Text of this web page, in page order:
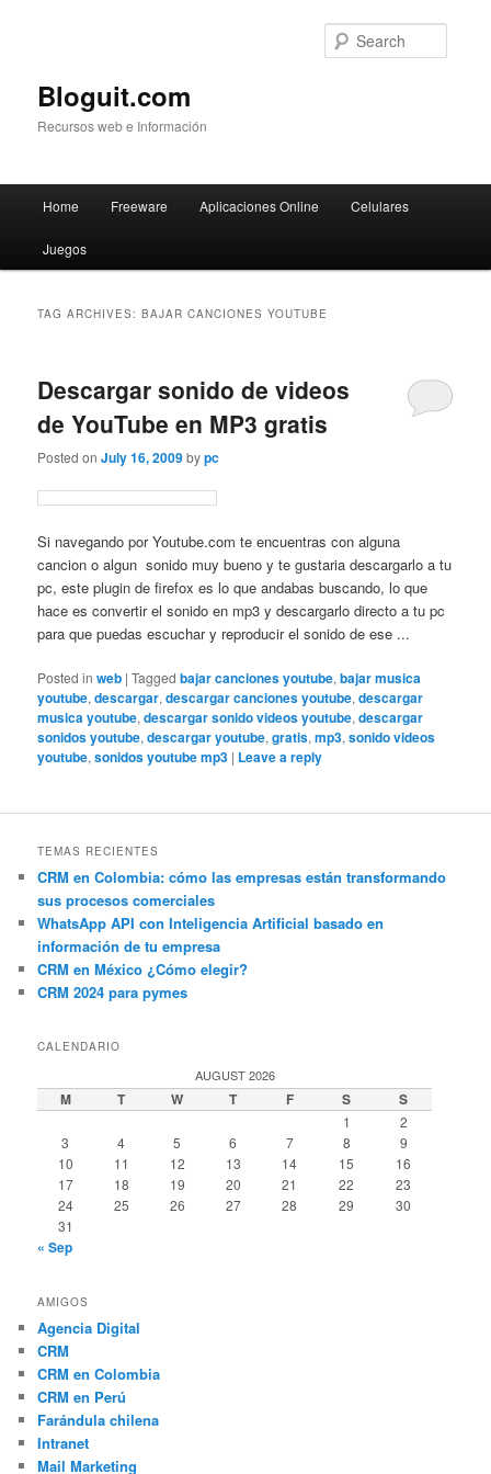
Bloguit.com
Recursos web e Información
Skip
to
Skip
to
Home Freeware Aplicaciones Online Celulares
Juegos
TAG ARCHIVES:BAJAR CANCIONES YOUTUBE
Descargar sonido de videos
de YouTube en MP3 gratis
Posted onJuly 16, 2009bypc
Si navegando por Youtube.com te encuentras con alguna
cancion o algun sonido muy bueno y te gustaria descargarlo a tu
pc, este plugin de firefox es lo que andabas buscando, lo que
hace es convertir el sonido en mp3 y descargarlo directo a tu pc
para que puedas escuchar y reproducir el sonido de ese ...
Posted in web |Tagged bajar canciones youtube,bajar musica
youtube,descargar,descargar canciones youtube,descargar
musica youtube,descargar sonido videos youtube,descargar
sonidos youtube,descargar youtube,gratis,mp3,sonido videos
youtube,sonidos youtube mp3 | Leave a reply
TEMAS RECIENTES
CRM en Colombia: cómo las empresas están transformando
sus procesos comerciales
WhatsApp API con Inteligencia Artificial basado en
información de tu empresa
CRM en México ¿Cómo elegir?
CRM 2024 para pymes
CALENDARIO
AUGUST 2026
M T W T F S S
1
2
3
4 5 6 7 8
9
10
11 12 13 14 15
16
17
18 19 20 21 22
23
24
25 26 27 28 29
30
31
« Sep
AMIGOS
Agencia Digital
CRM
CRM en Colombia
CRM en Perú
Farándula chilena
Intranet
Mail Marketing